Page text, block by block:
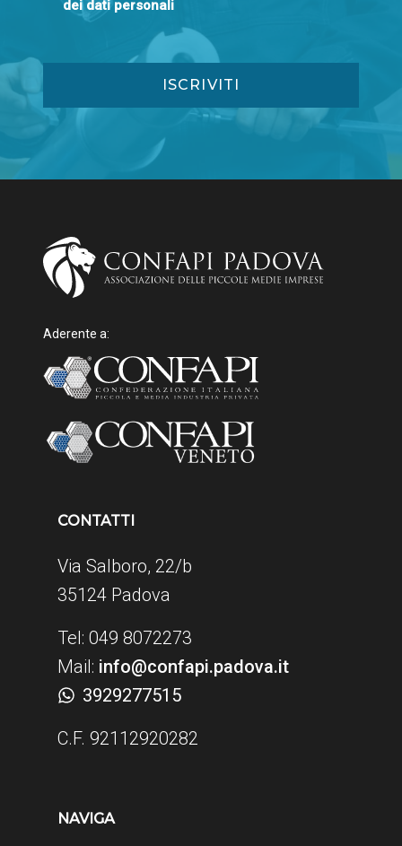
dei dati personali
Aderente a:
CONTATTI
Via Salboro, 22/b
35124 Padova
Tel: 049 8072273
Mail: info@confapi.padova.it
3929277515
C.F. 92112920282
NAVIGA